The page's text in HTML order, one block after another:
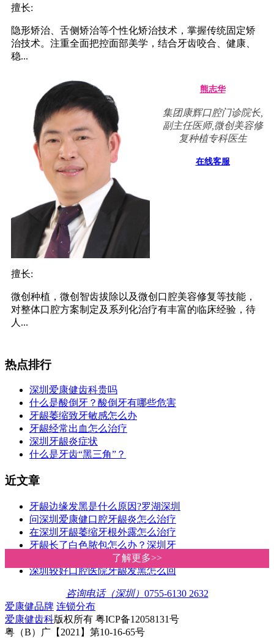
了解更多>>
了解更多>>
擅长:
隐形矫治、舌侧矫治等个性化矫治技术，掌握传统固定矫
治技术。注重全面把控面部美学，结合牙齿咬合、健康、
稳...
熊志华
集团康辉口腔门诊院长,
副主任医师,微创美容修
复种植专科医生
在线客服
擅长:
微创种植，微创智齿拔除以及微创口腔美容修复等技能，
对整体口腔方案制定及系列化治疗有丰富的临床经验，待
人...
热点排行
深圳爱康健齿科贵吗
什么是酸倒牙？酸倒牙有哪些危害
牙龈萎缩致牙敏感怎么办
牙龈经常出血怎么治疗
深圳牙龈炎症状
什么是牙齿“黑三角”？
近文章
牙龈边缘发黑是什么原因?罗湖深圳
问深圳爱康健口腔牙龈炎怎么治疗
在深圳牙龈萎缩牙根外露怎么治疗
牙龈长了白色脓包怎么办？深圳牙
牙龈发炎怎么消炎较快？龙华附近
深圳较好口腔医院牙龈发黑怎么回
咨询电话（深圳） 0755-6130 2632
爱康健品牌 连锁分布
爱康健齿科版权所有 粤ICP备12058131号
粤（B）广【2021】第10-16-65号